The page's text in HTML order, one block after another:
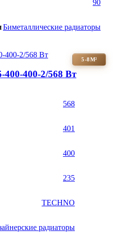
90
Биметаллические радиаторы
5-8М²
400-2/568 Вт
568
401
400
235
TECHNO
радиаторы